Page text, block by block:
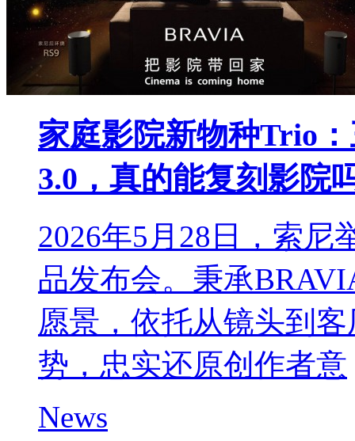
家庭影院新物种Trio
3.0，真的能复刻影院
2026年5月28日，索尼
品发布会。秉承
愿景，依托从镜头到
势，忠实还原创作者意
News